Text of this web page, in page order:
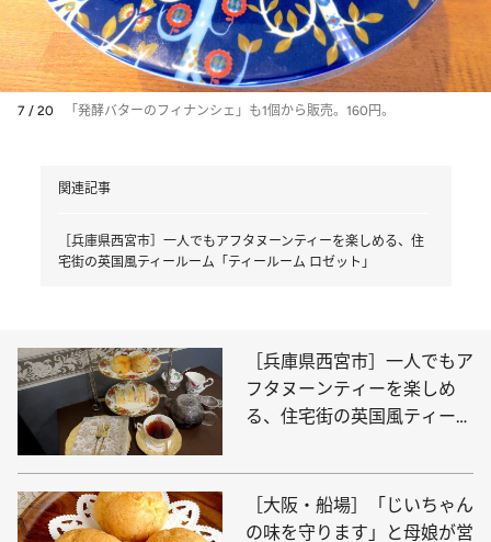
7 / 20 「発酵バターのフィナンシェ」も1個から販売。160円。
関連記事
［兵庫県西宮市］一人でもアフタヌーンティーを楽しめる、住
宅街の英国風ティールーム「ティールーム ロゼット」
［兵庫県西宮市］一人でもア
フタヌーンティーを楽しめ
る、住宅街の英国風ティール
ト」
［大阪・船場］「じいちゃん
の味を守ります」と母娘が営